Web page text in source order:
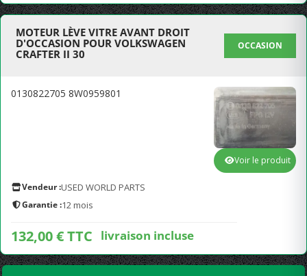
MOTEUR LÈVE VITRE AVANT DROIT
D'OCCASION POUR VOLKSWAGEN
CRAFTER II 30
OCCASION
0130822705 8W0959801
Vendeur :USED WORLD PARTS
Garantie :12 mois
132,00 € TTC livraison incluse
Voir le produit